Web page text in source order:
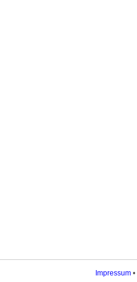
Impressum •